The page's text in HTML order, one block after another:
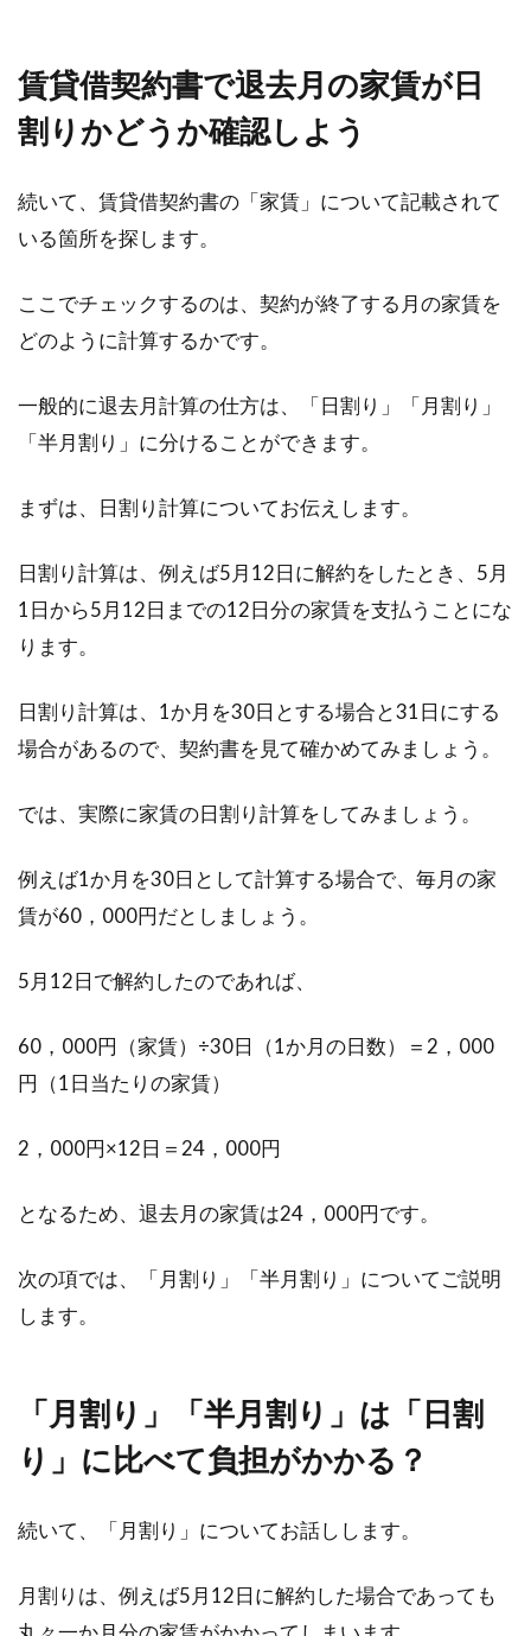
毎月の家賃はどのような方法で支払っています
か。この記事では、便利で安心の「自動引き落
だけではない魅力とは？
スはいかがでしょうか。シェアハウスは、アパ
リット・デメリットを比較
賃貸借契約書で退去月の家賃が日
割りかどうか確認しよう
続いて、賃貸借契約書の「家賃」について記載されて
いる箇所を探します。
ここでチェックするのは、契約が終了する月の家賃を
どのように計算するかです。
一般的に退去月計算の仕方は、「日割り」「月割り」
「半月割り」に分けることができます。
まずは、日割り計算についてお伝えします。
日割り計算は、例えば5月12日に解約をしたとき、5月
1日から5月12日までの12日分の家賃を支払うことにな
ります。
日割り計算は、1か月を30日とする場合と31日にする
場合があるので、契約書を見て確かめてみましょう。
では、実際に家賃の日割り計算をしてみましょう。
例えば1か月を30日として計算する場合で、毎月の家
賃が60，000円だとしましょう。
5月12日で解約したのであれば、
60，000円（家賃）÷30日（1か月の日数）＝2，000
円（1日当たりの家賃）
2，000円×12日＝24，000円
となるため、退去月の家賃は24，000円です。
次の項では、「月割り」「半月割り」についてご説明
します。
「月割り」「半月割り」は「日割
り」に比べて負担がかかる？
続いて、「月割り」についてお話しします。
月割りは、例えば5月12日に解約した場合であっても